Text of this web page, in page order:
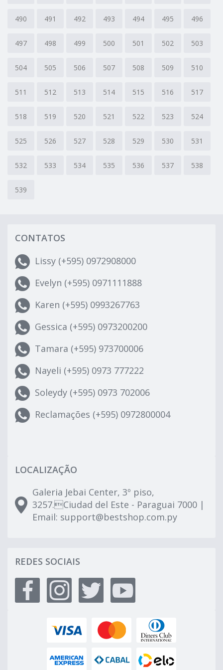
490 491 492 493 494 495 496
497 498 499 500 501 502 503
504 505 506 507 508 509 510
511 512 513 514 515 516 517
518 519 520 521 522 523 524
525 526 527 528 529 530 531
532 533 534 535 536 537 538
539
CONTATOS
Lissy (+595) 0972908000
Evelyn (+595) 0971111888
Karen (+595) 0993267763
Gessica (+595) 0973200200
Tamara (+595) 973700006
Nayeli (+595) 0973 777222
Soleydy (+595) 0973 702006
Reclamações (+595) 0972800004
LOCALIZAÇÃO
Galeria Jebai Center, 3º piso,
3257.Ciudad del Este - Paraguai 7000 |
Email: support@bestshop.com.py
REDES SOCIAIS